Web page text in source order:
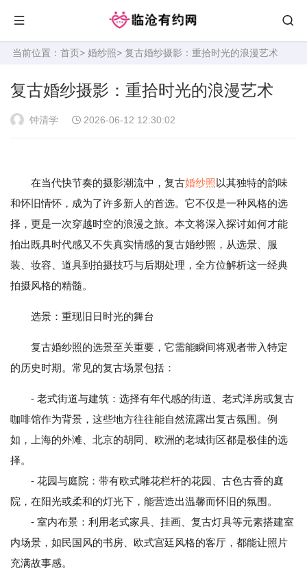
当前位置： 首页> 婚纱照> 复古婚纱摄影：重拾时光的浪漫艺术
复古婚纱摄影：重拾时光的浪漫艺术
钟清学 2026-06-12 12:30:02
在当代快节奏的摄影潮流中，复古婚纱照以其独特的韵味
和怀旧情怀，成为了许多新人的首选。它不仅是一种风格的选
择，更是一次穿越时空的浪漫之旅。本文将深入探讨如何才能
拍出既具时代感又不失真实情感的复古婚纱照，从选景、服
装、妆容、道具到拍摄技巧与后期处理，全方位解析这一经典
拍摄风格的精髓。
选景：重现旧日时光的舞台
复古婚纱照的选景至关重要，它需能瞬间将观者带入特定
的历史时期。常见的复古场景包括：
- 老式街道与建筑：选择有年代感的街道、老式洋房或复古
咖啡馆作为背景，这些地方往往能自然流露出复古氛围。例
如，上海的外滩、北京的胡同、欧洲的老城街区都是极佳的选
择。
- 花园与庭院：带有欧式雕花栏杆的花园、古色古香的庭
院，在阳光或柔和的灯光下，能营造出温馨而怀旧的氛围。
- 室内布景：利用老式家具、挂画、复古灯具等元素搭建室
内场景，如民国风的书房、欧式宫廷风格的客厅，都能让照片
充满故事感。